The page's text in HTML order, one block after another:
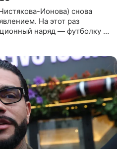
Ионова) снова
На этот раз
наряд — футболку с